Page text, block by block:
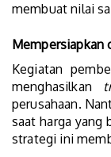
membuat nilai
Mempersiapkan
Kegiatan
menghasilkan
perusahaan.
saat harga yang
strategi ini